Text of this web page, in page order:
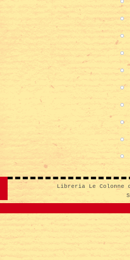
Libreria Le Colonne